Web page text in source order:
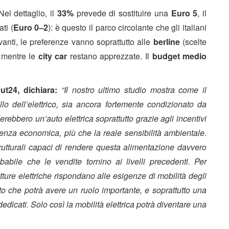
dettaglio, il 33%prevede di sostituire una Euro 5, il
(Euro 0–2): è questo il parco circolante che gli italiani
le preferenze vanno soprattutto alle berline(scelte
le city car restano apprezzate. Il budget medio
dichiara: “Il nostro ultimo studio mostra come il
dell’elettrico, sia ancora fortemente condizionato da
un’auto elettrica soprattutto grazie agli incentivi
economica, più che la reale sensibilità ambientale.
capaci di rendere questa alimentazione davvero
che le vendite tornino ai livelli precedenti. Per
elettriche rispondano alle esigenze di mobilità degli
che potrà avere un ruolo importante, e soprattutto una
Solo così la mobilità elettrica potrà diventare una